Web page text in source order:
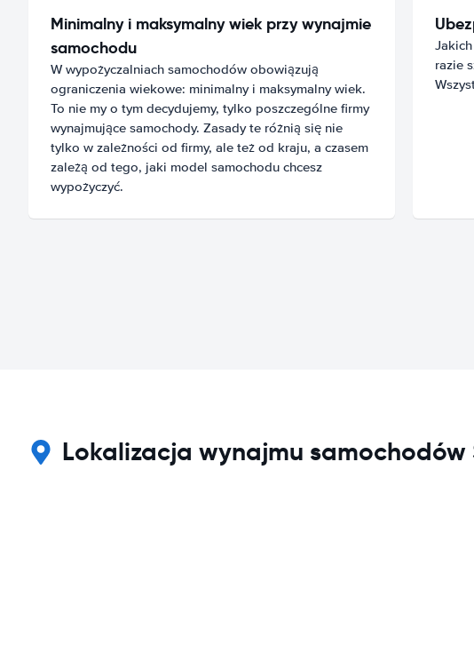
Minimalny i maksymalny wiek przy wynajmie
samochodu
W wypożyczalniach samochodów obowiązują
ograniczenia wiekowe: minimalny i maksymalny wiek.
To nie my o tym decydujemy, tylko poszczególne firmy
wynajmujące samochody. Zasady te różnią się nie
tylko w zależności od firmy, ale też od kraju, a czasem
zależą od tego, jaki model samochodu chcesz
wypożyczyć.
razie
Lokalizacja wynajmu